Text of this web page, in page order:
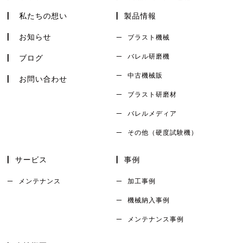
私たちの想い
お知らせ
ブログ
お問い合わせ
製品情報
ブラスト機械
バレル研磨機
中古機械販
ブラスト研磨材
バレルメディア
その他（硬度試験機）
サービス
メンテナンス
事例
加工事例
機械納入事例
メンテナンス事例